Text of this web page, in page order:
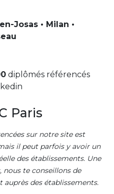
Josas • Milan •
diplômés référencés
Paris
sur notre site est
il peut parfois y avoir un
des établissements. Une
nous te conseillons de
des établissements.